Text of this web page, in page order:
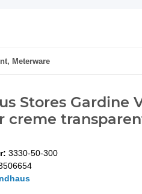
Meterware
Stores Gardine
creme
3330-50-300